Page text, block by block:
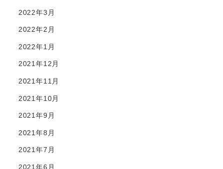
2022年3月
2022年2月
2022年1月
2021年12月
2021年11月
2021年10月
2021年9月
2021年8月
2021年7月
2021年6月